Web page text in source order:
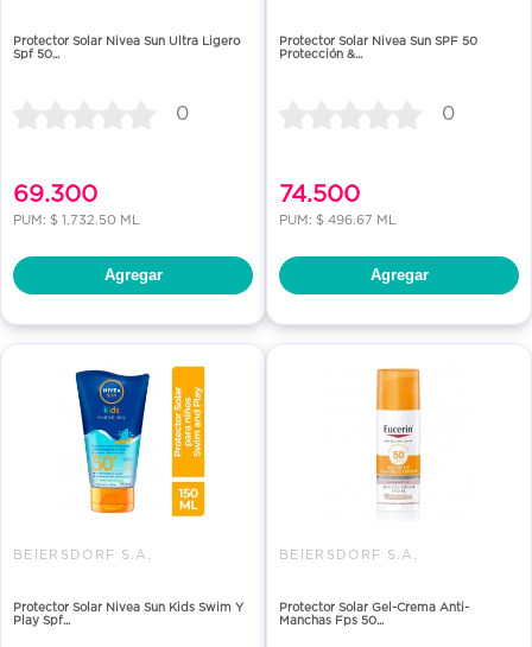
Protector Solar Nivea Sun Ultra Ligero
Spf 50...
0
69.300
PUM: $ 1,732.50 ML
Agregar
Protector Solar Nivea Sun SPF 50
Protección &...
0
74.500
PUM: $ 496.67 ML
Agregar
BEIERSDORF S.A.
Protector Solar Nivea Sun Kids Swim Y
Play Spf...
BEIERSDORF S.A.
Protector Solar Gel-Crema Anti-
Manchas Fps 50...